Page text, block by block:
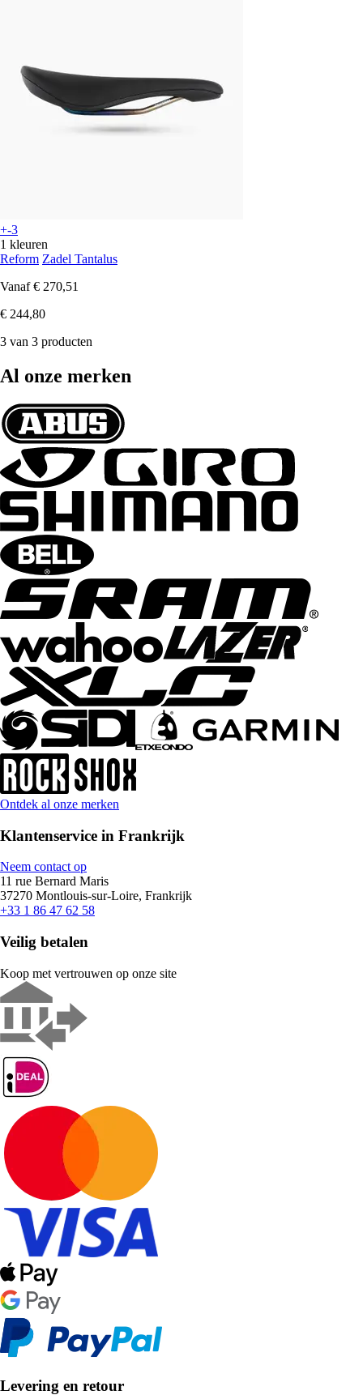
+-3
1 kleuren
Reform Zadel Tantalus
Vanaf € 270,51
€ 244,80
3 van 3 producten
Al onze merken
Ontdek al onze merken
Klantenservice in Frankrijk
Neem contact op
11 rue Bernard Maris
37270 Montlouis-sur-Loire, Frankrijk
+33 1 86 47 62 58
Veilig betalen
Koop met vertrouwen op onze site
Levering en retour